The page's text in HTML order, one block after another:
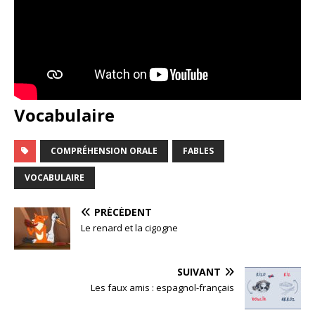
Vocabulaire
COMPRÉHENSION ORALE FABLES
VOCABULAIRE
PRÉCÉDENT
Le renard et la cigogne
SUIVANT
Les faux amis : espagnol-français